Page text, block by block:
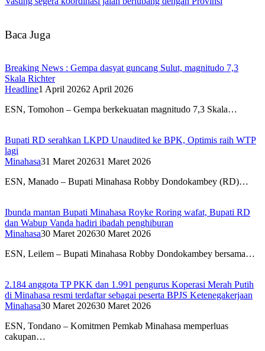
Baca Juga
Breaking News : Gempa dasyat guncang Sulut, magnitudo 7,3
Skala Richter
Headline1 April 20262 April 2026
ESN, Tomohon – Gempa berkekuatan magnitudo 7,3 Skala…
Bupati RD serahkan LKPD Unaudited ke BPK, Optimis raih WTP
lagi
Minahasa31 Maret 202631 Maret 2026
ESN, Manado – Bupati Minahasa Robby Dondokambey (RD)…
Ibunda mantan Bupati Minahasa Royke Roring wafat, Bupati RD
dan Wabup Vanda hadiri ibadah penghiburan
Minahasa30 Maret 202630 Maret 2026
ESN, Leilem – Bupati Minahasa Robby Dondokambey bersama…
2.184 anggota TP PKK dan 1.991 pengurus Koperasi Merah Putih
di Minahasa resmi terdaftar sebagai peserta BPJS Ketenegakerjaan
Minahasa30 Maret 202630 Maret 2026
ESN, Tondano – Komitmen Pemkab Minahasa memperluas
cakupan…